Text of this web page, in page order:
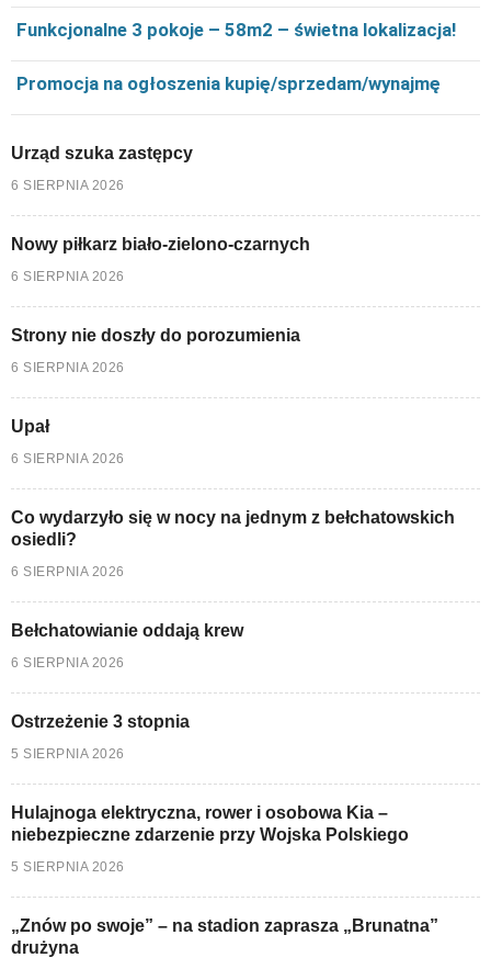
Funkcjonalne 3 pokoje – 58m2 – świetna lokalizacja!
Promocja na ogłoszenia kupię/sprzedam/wynajmę
Urząd szuka zastępcy
6 SIERPNIA 2026
Nowy piłkarz biało-zielono-czarnych
6 SIERPNIA 2026
Strony nie doszły do porozumienia
6 SIERPNIA 2026
Upał
6 SIERPNIA 2026
Co wydarzyło się w nocy na jednym z bełchatowskich
osiedli?
6 SIERPNIA 2026
Bełchatowianie oddają krew
6 SIERPNIA 2026
Ostrzeżenie 3 stopnia
5 SIERPNIA 2026
Hulajnoga elektryczna, rower i osobowa Kia –
niebezpieczne zdarzenie przy Wojska Polskiego
5 SIERPNIA 2026
„Znów po swoje” – na stadion zaprasza „Brunatna”
drużyna